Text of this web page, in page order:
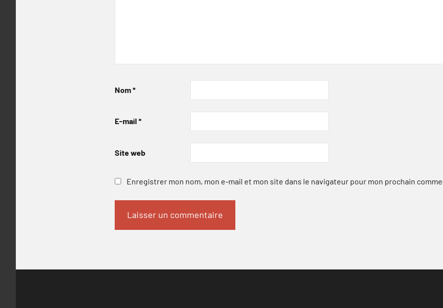
Nom*
E-mail *
Site web
Enregistrer mon nom, mon e-mail et mon site dans le navigateur pour mon prochain